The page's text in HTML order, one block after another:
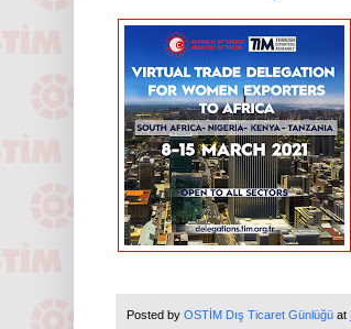
Posted by OSTİM Dış Ticaret Günlüğü at